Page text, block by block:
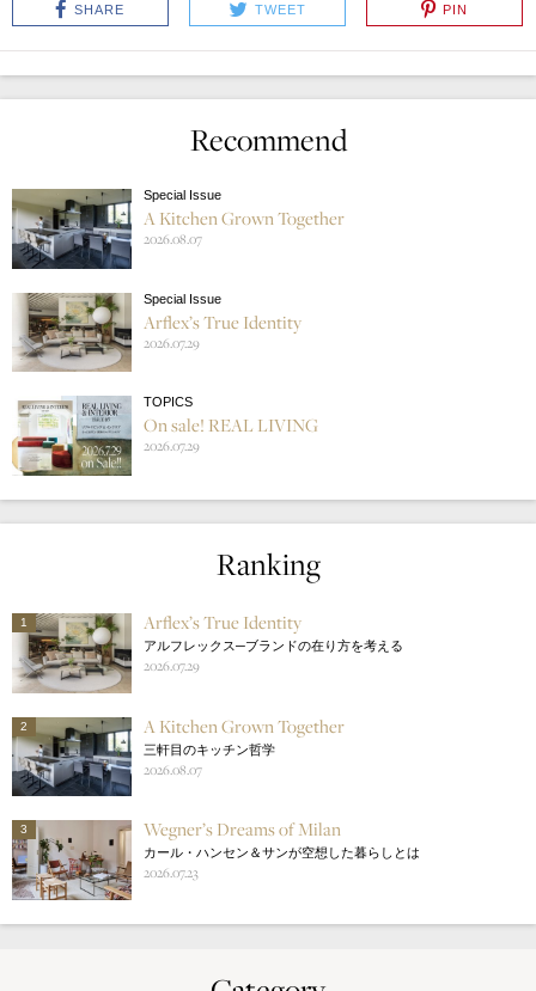
SHARE TWEET PIN
Recommend
Special Issue
A Kitchen Grown Together
2026.08.07
Special Issue
Arflex’s True Identity
2026.07.29
TOPICS
On sale! REAL LIVING
2026.07.29
Ranking
1 Arflex’s True Identity
アルフレックス─ブランドの在り方を考える
2026.07.29
2 A Kitchen Grown Together
三軒目のキッチン哲学
2026.08.07
3 Wegner’s Dreams of Milan
カール・ハンセン＆サンが空想した暮らしとは
2026.07.23